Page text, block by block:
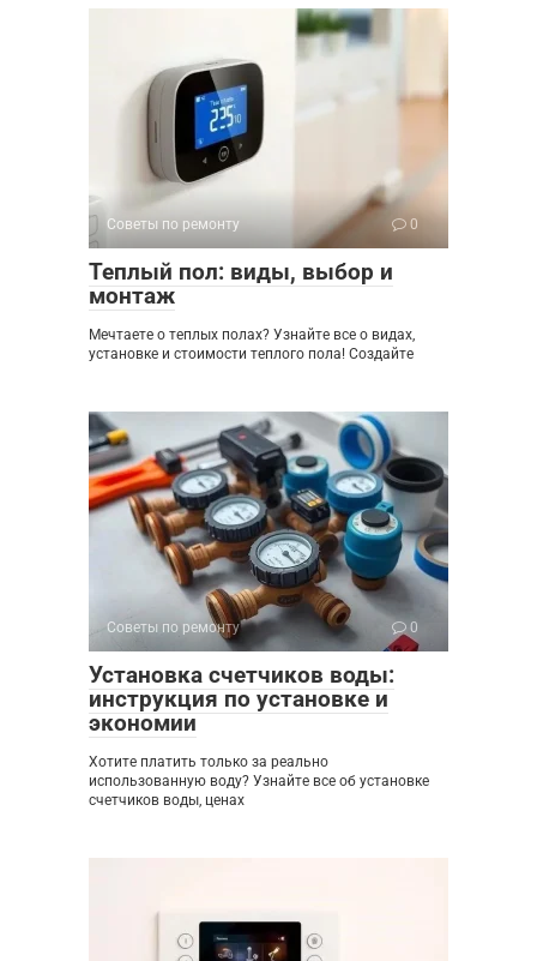
Советы по ремонту 0
Теплый пол: виды, выбор и
монтаж
Мечтаете о теплых полах? Узнайте все о видах,
установке и стоимости теплого пола! Создайте
Советы по ремонту 0
Установка счетчиков воды:
инструкция по установке и
экономии
Хотите платить только за реально
использованную воду? Узнайте все об установке
счетчиков воды, ценах